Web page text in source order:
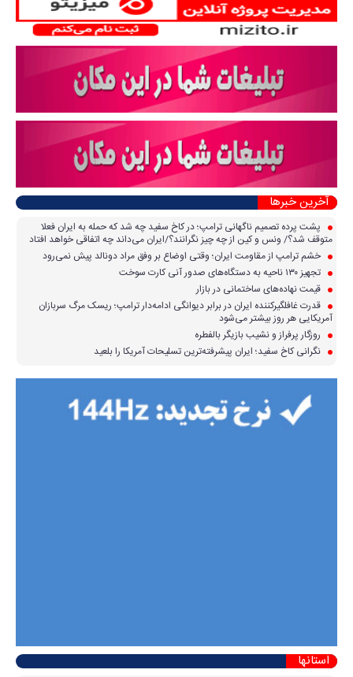
آخرین خبرها
پشت پرده تصمیم ناگهانی ترامپ؛ در کاخ سفید چه شد که حمله به ایران فعلا
متوقف شد؟/ ونس و کین از چه چیز نگرانند؟/ایران می‌داند چه اتفاقی خواهد افتاد
خشم ترامپ از مقاومت ایران؛ وقتی اوضاع بر وفق مراد دونالد پیش نمی‌رود
تجهیز ۱۳۰ ناحیه به دستگاه‌های صدور آنی کارت سوخت
قیمت نهاده‌های ساختمانی در بازار
قدرت غافلگیرکننده ایران در برابر دیوانگی ادامه‌دار ترامپ؛ ریسک مرگ سربازان
آمریکایی هر روز بیشتر می‌شود
روزگار پرفراز و نشیب بازیگر بالفطره
نگرانی کاخ سفید؛ ایران پیشرفته‌ترین تسلیحات آمریکا را بلعید
استانها